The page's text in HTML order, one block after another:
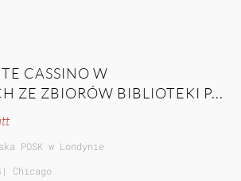
CASSINO W
ZE ZBIORÓW BIBLIOTEKI P...
POSK w Londynie
| Chicago